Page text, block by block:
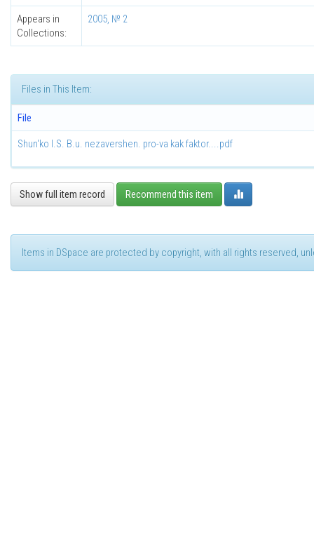
Appears in
Collections:
2005, № 2
Files in This Item:
File
Shun'ko I.S. B.u. nezavershen. pro-va kak faktor....pdf
Show full item record Recommend this item
Items in DSpace are protected by copyright, with all rights reserved,